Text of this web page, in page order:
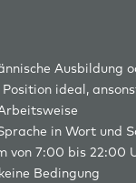
Ausbildung
ideal,
in Wort und
von 7:00 bis 22:00
Bedingung